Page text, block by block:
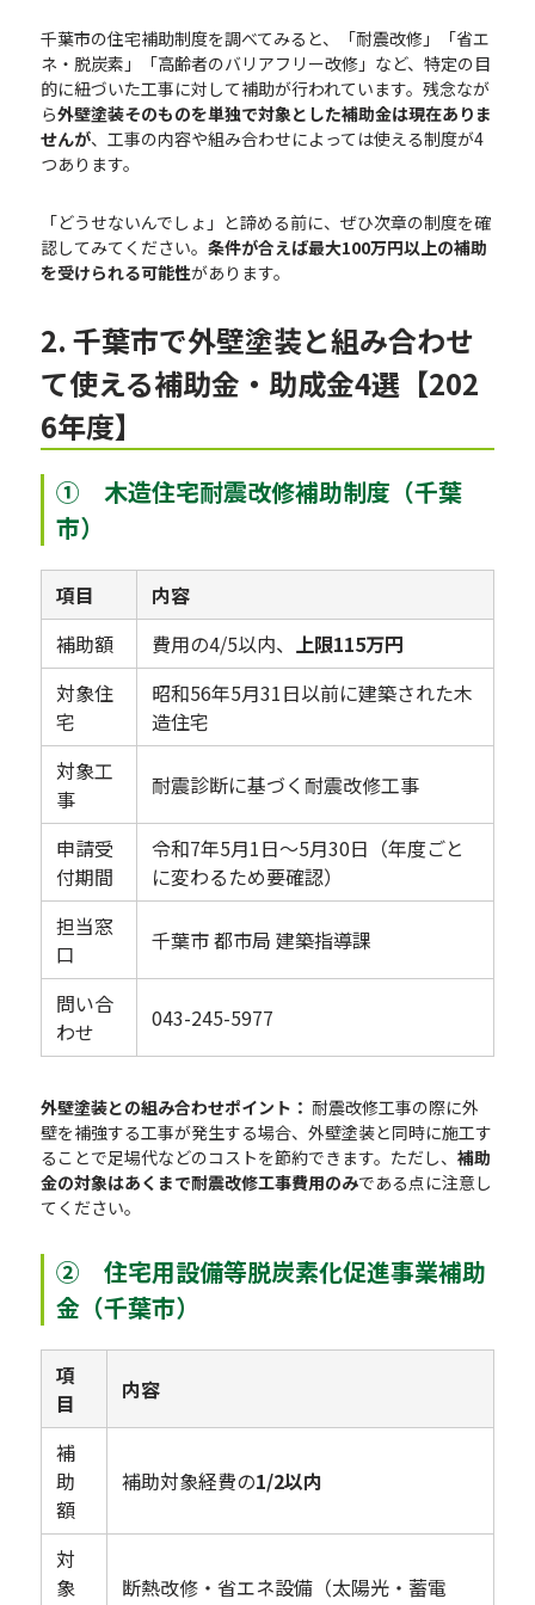
千葉市の住宅補助制度を調べてみると、「耐震改修」「省エ
ネ・脱炭素」「高齢者のバリアフリー改修」など、特定の目
的に紐づいた工事に対して補助が行われています。残念なが
ら外壁塗装そのものを単独で対象とした補助金は現在ありま
せんが、工事の内容や組み合わせによっては使える制度が4
つあります。
「どうせないんでしょ」と諦める前に、ぜひ次章の制度を確
認してみてください。 条件が合えば最大100万円以上の補助
を受けられる可能性があります。
2. 千葉市で外壁塗装と組み合わせ
て使える補助金・助成金4選【202
6年度】
① 木造住宅耐震改修補助制度（千葉
市）
項目
内容
補助額
費用の4/5以内、 上限115万円
対象住
宅
昭和56年5月31日以前に建築された木
造住宅
対象工
事
耐震診断に基づく耐震改修工事
申請受
付期間
令和7年5月1日〜5月30日（年度ごと
に変わるため要確認）
担当窓
口
千葉市 都市局 建築指導課
問い合
わせ
043-245-5977
外壁塗装との組み合わせポイント： 耐震改修工事の際に外
壁を補強する工事が発生する場合、外壁塗装と同時に施工す
ることで足場代などのコストを節約できます。ただし、 補助
金の対象はあくまで耐震改修工事費用のみである点に注意し
てください。
② 住宅用設備等脱炭素化促進事業補助
金（千葉市）
項
目
内容
補
助
額
補助対象経費の1/2以内
対
象
断熱改修・省エネ設備（太陽光・蓄電